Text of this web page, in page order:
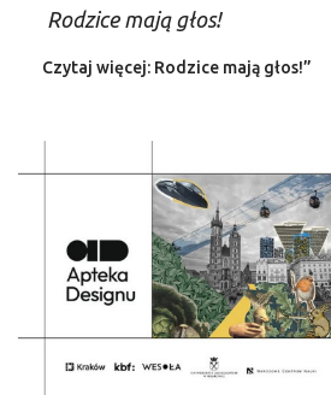
Rodzice mają głos!
Czytaj więcej: Rodzice mają głos!”